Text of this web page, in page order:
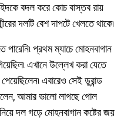
বদল করে কোচ বাস্তব রায়
দলটি বেশ দাপটে খেলতে থাকে৷
পারেনি৷ প্রথম ম্যাচে মোহনবাগান
এখানে উল্লেখ করা যেতে
এবারেও সেই ডুরান্ড
আমার ভালো লাগছে গোল
দল গড়ে মোহনবাগান কষ্টের জয়